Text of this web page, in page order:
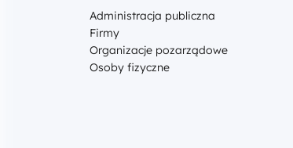
Administracja publiczna
Firmy
Organizacje pozarządowe
Osoby fizyczne